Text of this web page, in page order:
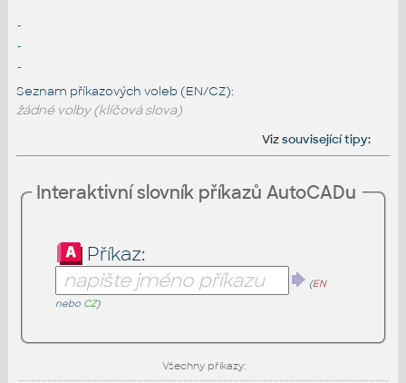
-
-
-
Seznam příkazových voleb (EN/CZ):
žádné volby (klíčová slova)
Vizsouvisející tipy:
Interaktivní slovník příkazů AutoCADu
Příkaz:
(EN
nebo CZ)
Všechny příkazy: